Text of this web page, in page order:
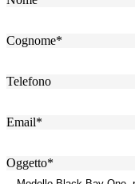
Cognome*
Telefono
Email*
Oggetto*